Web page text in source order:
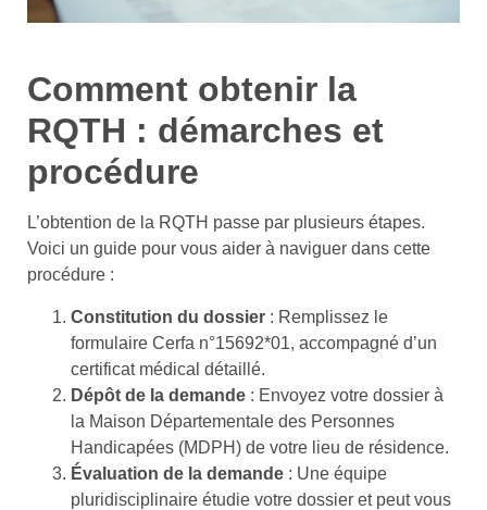
Comment obtenir la
RQTH : démarches et
procédure
L’obtention de la RQTH passe par plusieurs étapes.
Voici un guide pour vous aider à naviguer dans cette
procédure :
Constitution du dossier : Remplissez le
formulaire Cerfa n°15692*01, accompagné d’un
certificat médical détaillé.
Dépôt de la demande : Envoyez votre dossier à
la Maison Départementale des Personnes
Handicapées (MDPH) de votre lieu de résidence.
Évaluation de la demande : Une équipe
pluridisciplinaire étudie votre dossier et peut vous